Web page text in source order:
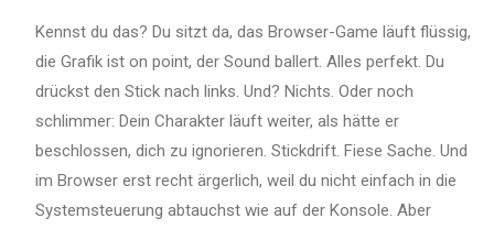
Kennst du das? Du sitzt da, das Browser-Game läuft flüssig,
die Grafik ist on point, der Sound ballert. Alles perfekt. Du
drückst den Stick nach links. Und? Nichts. Oder noch
schlimmer: Dein Charakter läuft weiter, als hätte er
beschlossen, dich zu ignorieren. Stickdrift. Fiese Sache. Und
im Browser erst recht ärgerlich, weil du nicht einfach in die
Systemsteuerung abtauchst wie auf der Konsole. Aber